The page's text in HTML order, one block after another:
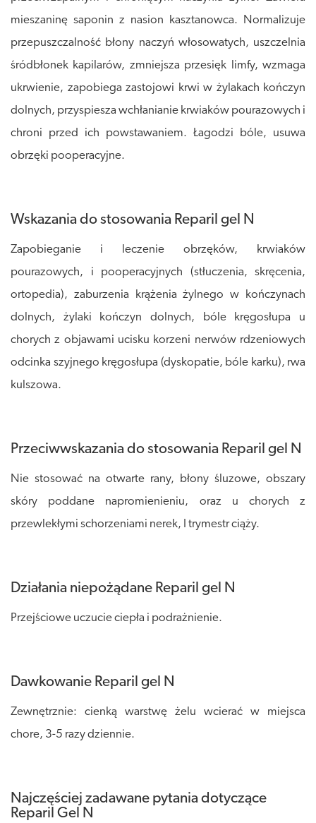
mieszaninę saponin z nasion kasztanowca. Normalizuje
przepuszczalność błony naczyń włosowatych, uszczelnia
śródbłonek kapilarów, zmniejsza przesięk limfy, wzmaga
ukrwienie, zapobiega zastojowi krwi w żylakach kończyn
dolnych, przyspiesza wchłanianie krwiaków pourazowych i
chroni przed ich powstawaniem. Łagodzi bóle, usuwa
obrzęki pooperacyjne.
Wskazania do stosowania Reparil gel N
Zapobieganie i leczenie obrzęków, krwiaków
pourazowych, i pooperacyjnych (stłuczenia, skręcenia,
ortopedia), zaburzenia krążenia żylnego w kończynach
dolnych, żylaki kończyn dolnych, bóle kręgosłupa u
chorych z objawami ucisku korzeni nerwów rdzeniowych
odcinka szyjnego kręgosłupa (dyskopatie, bóle karku), rwa
kulszowa.
Przeciwwskazania do stosowania Reparil gel N
Nie stosować na otwarte rany, błony śluzowe, obszary
skóry poddane napromienieniu, oraz u chorych z
przewlekłymi schorzeniami nerek, I trymestr ciąży.
Działania niepożądane Reparil gel N
Przejściowe uczucie ciepła i podrażnienie.
Dawkowanie Reparil gel N
Zewnętrznie: cienką warstwę żelu wcierać w miejsca
chore, 3-5 razy dziennie.
Najczęściej zadawane pytania dotyczące
Reparil Gel N